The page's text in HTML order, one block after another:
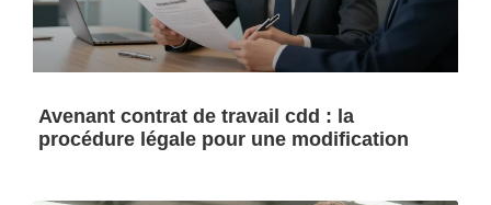
Avenant contrat de travail cdd : la
procédure légale pour une modification